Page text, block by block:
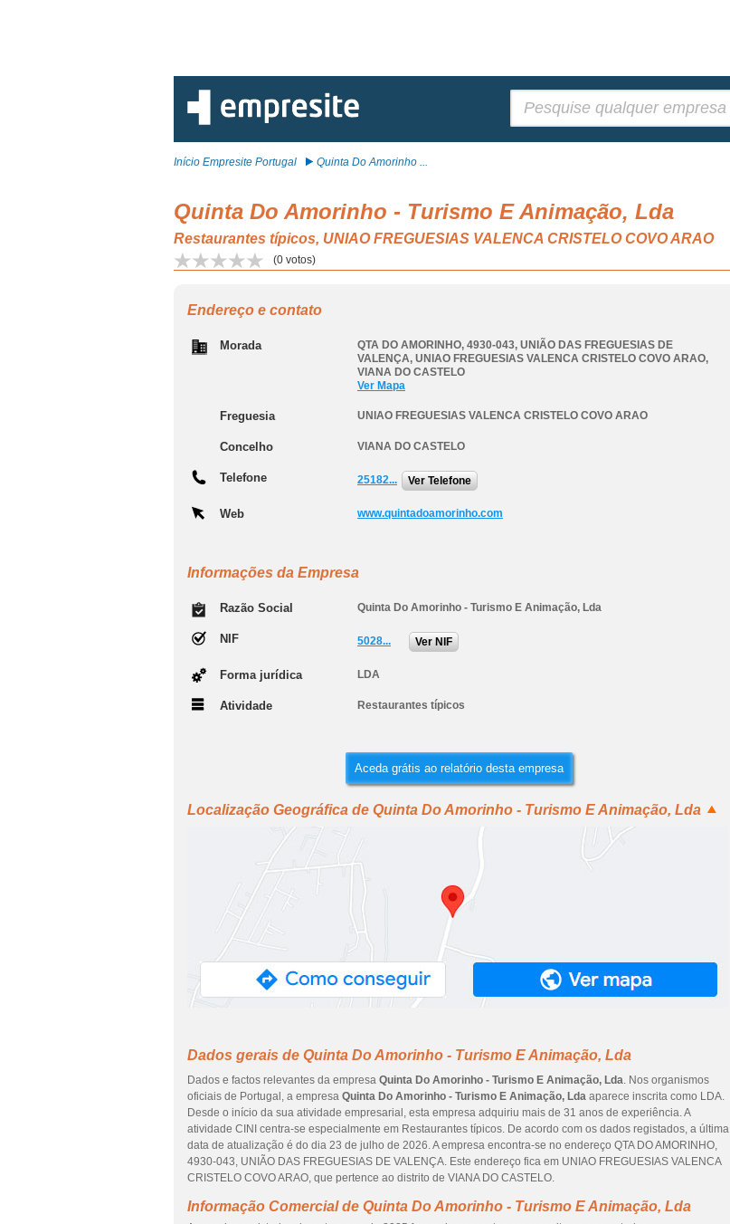
Início Empresite Portugal Quinta Do Amorinho ...
Quinta Do Amorinho - Turismo E Animação, Lda
Restaurantes típicos, UNIAO FREGUESIAS VALENCA CRISTELO COVO ARAO
(0 votos)
Endereço e contato
Morada
QTA DO AMORINHO, 4930-043, UNIÃO DAS FREGUESIAS DE
VALENÇA, UNIAO FREGUESIAS VALENCA CRISTELO COVO ARAO,
VIANA DO CASTELO
Ver Mapa
Freguesia UNIAO FREGUESIAS VALENCA CRISTELO COVO ARAO
Concelho VIANA DO CASTELO
Telefone 25182... Ver Telefone
Web www.quintadoamorinho.com
Informações da Empresa
Razão Social Quinta Do Amorinho - Turismo E Animação, Lda
NIF 5028... Ver NIF
Forma jurídica LDA
Atividade Restaurantes típicos
Aceda grátis ao relatório desta empresa
Localização Geográfica de Quinta Do Amorinho - Turismo E Animação, Lda
Dados gerais de Quinta Do Amorinho - Turismo E Animação, Lda
Dados e factos relevantes da empresa Quinta Do Amorinho - Turismo E Animação, Lda. Nos organismos
oficiais de Portugal, a empresa Quinta Do Amorinho - Turismo E Animação, Lda aparece inscrita como LDA.
Desde o início da sua atividade empresarial, esta empresa adquiriu mais de 31 anos de experiência. A
atividade CINI centra-se especialmente em Restaurantes típicos. De acordo com os dados registados, a última
data de atualização é do dia 23 de julho de 2026. A empresa encontra-se no endereço QTA DO AMORINHO,
4930-043, UNIÃO DAS FREGUESIAS DE VALENÇA. Este endereço fica em UNIAO FREGUESIAS VALENCA
CRISTELO COVO ARAO, que pertence ao distrito de VIANA DO CASTELO.
Informação Comercial de Quinta Do Amorinho - Turismo E Animação, Lda